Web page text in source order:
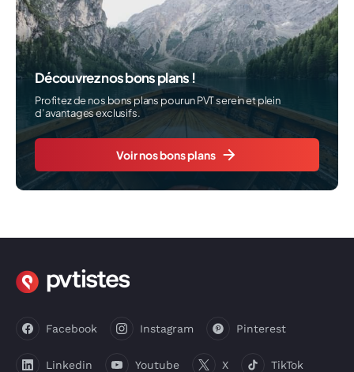
Découvrez nos bons plans !
Profitez de nos bons plans pour un PVT serein et plein
d’avantages exclusifs.
Voir nos bons plans
Facebook Instagram Pinterest
Linkedin Youtube X TikTok